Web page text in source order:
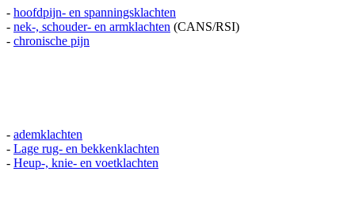
- hoofdpijn- en spanningsklachten
- nek-, schouder- en armklachten (CANS/RSI)
- chronische pijn
- ademklachten
- Lage rug- en bekkenklachten
- Heup-, knie- en voetklachten